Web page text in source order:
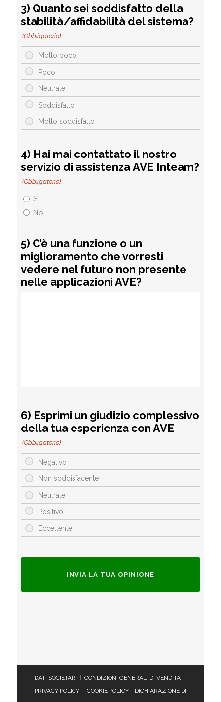
3) Quanto sei soddisfatto della
stabilità/affidabilità del sistema?
(Obbligatorio)
4) Hai mai contattato il nostro
servizio di assistenza AVE Inteam?
(Obbligatorio)
Si
No
5) C’è una funzione o un
miglioramento che vorresti
vedere nel futuro non presente
nelle applicazioni AVE?
6) Esprimi un giudizio complessivo
della tua esperienza con AVE
(Obbligatorio)
DATI SOCIETARI CONDIZIONI GENERALI DI VENDITA
PRIVACY POLICY
COOKIE POLICY
DICHIARAZIONE DI